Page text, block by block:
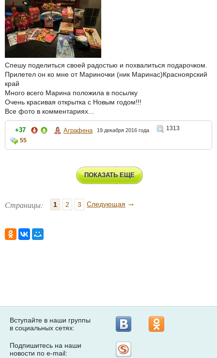
Спешу поделиться своей радостью и похвалиться подарочком.
Прилетел он ко мне от Мариночки (ник Маринас)Красноярский
край
Много всего Марина положила в посылку
Очень красивая открытка с Новым годом!!!
Все фото в комментариях...
+37 Аграфена 19 декабря 2016 года
1313
55
ПОКАЗАТЬ ЕЩЕ
Страницы: 1 2 3 Следующая →
Вступайте в наши группы
в социальных сетях:
Подпишитесь на наши
новости по e-mail: